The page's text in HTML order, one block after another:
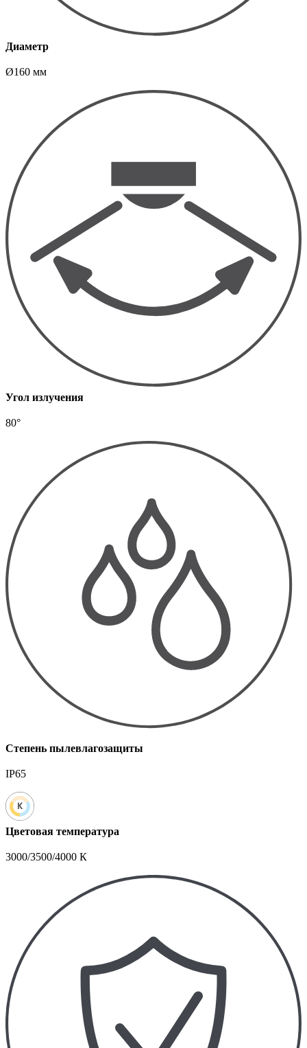
Диаметр
Ø160 мм
Угол излучения
80°
Степень пылевлагозащиты
IP65
Цветовая температура
3000/3500/4000 К